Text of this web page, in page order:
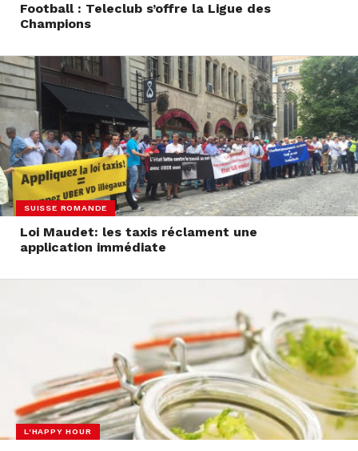
Football : Teleclub s’offre la Ligue des
Champions
SUISSE ROMANDE
Loi Maudet: les taxis réclament une
application immédiate
L'HAPPY HOUR